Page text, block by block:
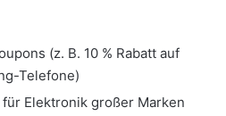
(z. B. 10 % Rabatt auf
Telefone)
Elektronik großer Marken